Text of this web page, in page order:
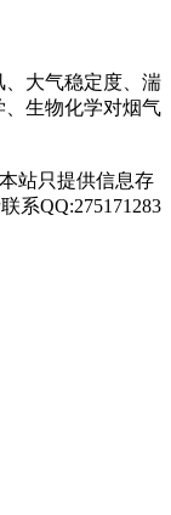
大气稳定度、湍
生物化学对烟气
站只提供信息存
系QQ:275171283